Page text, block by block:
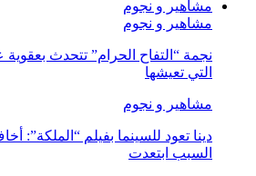
مشاهير و نجوم
مشاهير و نجوم
نجمة “التفاح الحرام” تتحدث
التي تعيشها
مشاهير و نجوم
دينا تعود للسينما بفيلم “الملكة”:
السبب ابتعدت